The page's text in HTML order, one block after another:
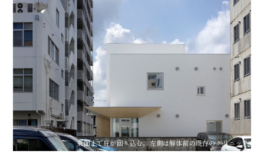
東面まで庇が回り込む。左側は解体前の既存のクリニック